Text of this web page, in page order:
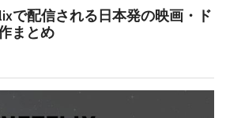
で配信される日本発の映画・ド
まとめ